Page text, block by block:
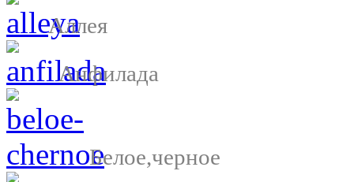
Аллея
Анфилада
Белое,черное